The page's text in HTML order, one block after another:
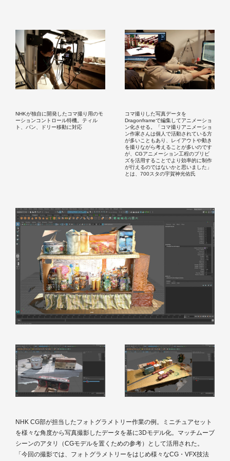
NHKが独自に開発したコマ撮り用のモ
ーションコントロール特機。ティル
ト、パン、ドリー移動に対応
コマ撮りした写真データを
Dragonframeで編集してアニメーショ
ン化させる。「コマ撮りアニメーショ
ン作家さんは個人で活動されている方
が多いこともあり、レイアウトや動き
を撮りながら考えることが多いのです
が、CGアニメーション工程のプリビ
ズを活用することでより効率的に制作
が行えるのではないかと思いました」
とは、700スタの宇賀神光佑氏
NHK CG部が担当したフォトグラメトリー作業の例。ミニチュアセット
を様々な角度から写真撮影したデータを基に3Dモデル化。マッチムーブ
シーンのアタリ（CGモデルを置くための参考）として活用された。
「今回の撮影では、フォトグラメトリーをはじめ様々なCG・VFX技法